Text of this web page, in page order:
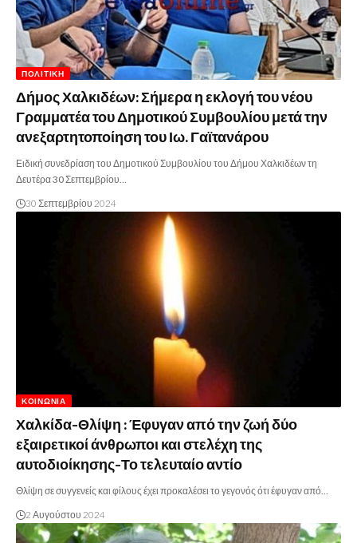
ΠΟΛΙΤΙΚΉ
Δήμος Χαλκιδέων: Σήμερα η εκλογή του νέου
Γραμματέα του Δημοτικού Συμβουλίου μετά την
ανεξαρτητοποίηση του Ιω. Γαϊτανάρου
Ειδική συνεδρίαση του Δημοτικού Συμβουλίου του Δήμου Χαλκιδέων τη
Δευτέρα 30 Σεπτεμβρίου…
30 Σεπτεμβρίου 2024
ΚΟΙΝΩΝΊΑ
Χαλκίδα-Θλίψη : Έφυγαν από την ζωή δύο
εξαιρετικοί άνθρωποι και στελέχη της
αυτοδιοίκησης-Το τελευταίο αντίο
Θλίψη σε συγγενείς και φίλους έχει προκαλέσει το γεγονός ότι έφυγαν από…
2 Αυγούστου 2024